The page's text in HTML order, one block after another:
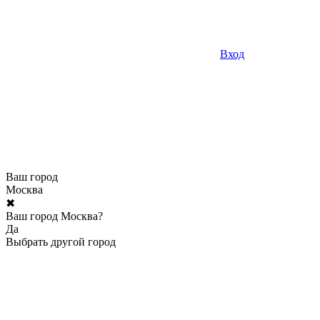
Вход
Ваш город
Москва
✖
Ваш город Москва?
Да
Выбрать другой город